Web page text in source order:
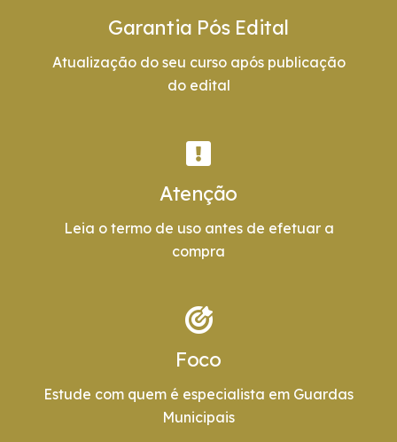
Garantia Pós Edital
Atualização do seu curso após publicação
do edital
Atenção
Leia o termo de uso antes de efetuar a
compra
Foco
Estude com quem é especialista em Guardas
Municipais